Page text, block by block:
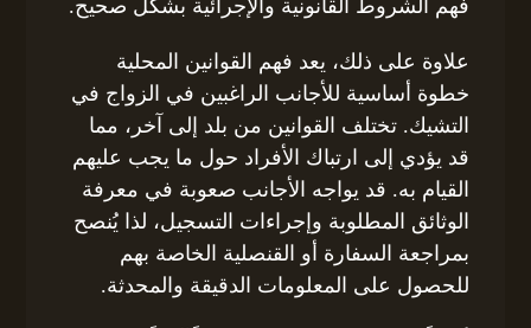
فهم الشروط القانونية والإجرائية بشكل صحيح.
علاوة على ذلك، يعد فهم القوانين المحلية
خطوة أساسية للأجانب الراغبين في الزواج في
التشيك. تختلف القوانين من بلد إلى آخر، مما
قد يؤدي إلى ارتباك الأفراد حول ما يجب عليهم
القيام به. قد يواجه الأجانب صعوبة في معرفة
الوثائق المطلوبة وإجراءات التسجيل، لذا يُنصح
بمراجعة السفارة أو القنصلية الخاصة بهم
للحصول على المعلومات الدقيقة والمحدثة.